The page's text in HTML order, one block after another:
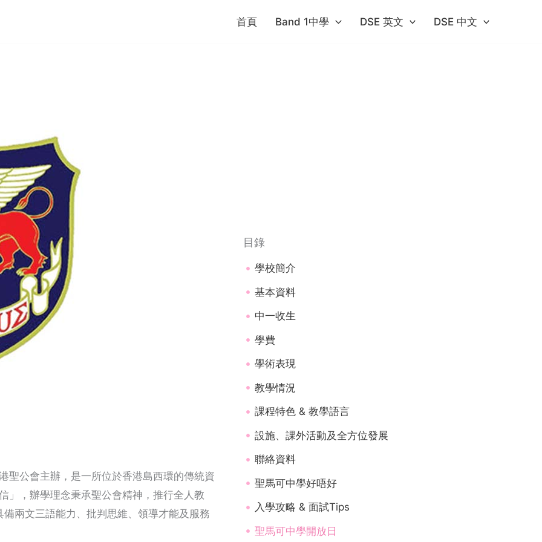
首頁 Band 1中學​ DSE 英文 DSE 中文
聖公會主辦，是一所位於香港島西環的傳統資
」，辦學理念秉承聖公會精神，推行全人教
兩文三語能力、批判思維、領導才能及服務
目錄
學校簡介
基本資料
中一收生
學費
學術表現
教學情況
課程特色 & 教學語言
設施、課外活動及全方位發展
聯絡資料
聖馬可中學好唔好
入學攻略 & 面試Tips
聖馬可中學開放日